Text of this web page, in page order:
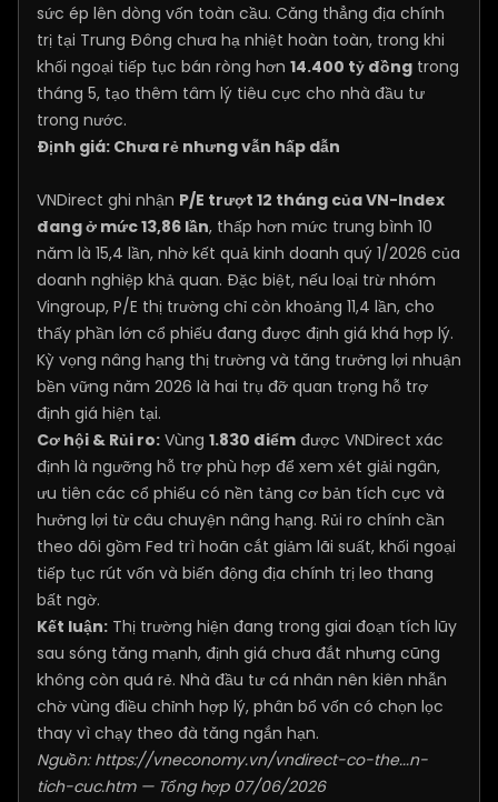
sức ép lên dòng vốn toàn cầu. Căng thẳng địa chính
trị tại Trung Đông chưa hạ nhiệt hoàn toàn, trong khi
khối ngoại tiếp tục bán ròng hơn 14.400 tỷ đồng trong
tháng 5, tạo thêm tâm lý tiêu cực cho nhà đầu tư
trong nước.
Định giá: Chưa rẻ nhưng vẫn hấp dẫn
VNDirect ghi nhận P/E trượt 12 tháng của VN-Index
đang ở mức 13,86 lần, thấp hơn mức trung bình 10
năm là 15,4 lần, nhờ kết quả kinh doanh quý 1/2026 của
doanh nghiệp khả quan. Đặc biệt, nếu loại trừ nhóm
Vingroup, P/E thị trường chỉ còn khoảng 11,4 lần, cho
thấy phần lớn cổ phiếu đang được định giá khá hợp lý.
Kỳ vọng nâng hạng thị trường và tăng trưởng lợi nhuận
bền vững năm 2026 là hai trụ đỡ quan trọng hỗ trợ
định giá hiện tại.
Cơ hội & Rủi ro: Vùng 1.830 điểm được VNDirect xác
định là ngưỡng hỗ trợ phù hợp để xem xét giải ngân,
ưu tiên các cổ phiếu có nền tảng cơ bản tích cực và
hưởng lợi từ câu chuyện nâng hạng. Rủi ro chính cần
theo dõi gồm Fed trì hoãn cắt giảm lãi suất, khối ngoại
tiếp tục rút vốn và biến động địa chính trị leo thang
bất ngờ.
Kết luận: Thị trường hiện đang trong giai đoạn tích lũy
sau sóng tăng mạnh, định giá chưa đắt nhưng cũng
không còn quá rẻ. Nhà đầu tư cá nhân nên kiên nhẫn
chờ vùng điều chỉnh hợp lý, phân bổ vốn có chọn lọc
thay vì chạy theo đà tăng ngắn hạn.
Nguồn: https://vneconomy.vn/vndirect-co-the...n-
tich-cuc.htm— Tổng hợp 07/06/2026